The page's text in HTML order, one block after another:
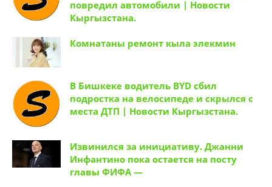
повредил автомобили | Новости
Кыргызстана.
Комнатаны ремонт кыла элекмин
В Бишкеке водитель BYD сбил
подростка на велосипеде и скрылся с
места ДТП | Новости Кыргызстана.
Извинился за инициативу. Джанни
Инфантино пока остается на посту
главы ФИФА —